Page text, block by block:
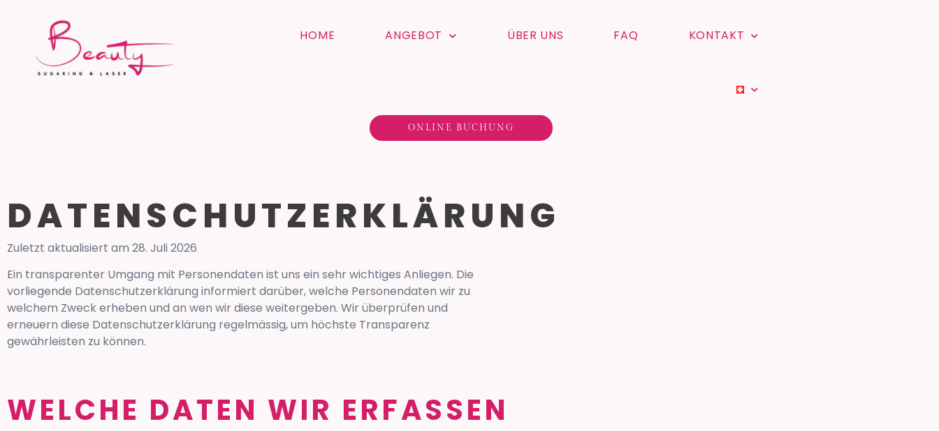
HOME ANGEBOT ÜBER UNS FAQ KONTAKT
ONLINE BUCHUNG
DATENSCHUTZERKLÄRUNG
Zuletzt aktualisiert am 28. Juli 2026
Ein transparenter Umgang mit Personendaten ist uns ein sehr wichtiges Anliegen. Die
vorliegende Datenschutzerklärung informiert darüber, welche Personendaten wir zu
welchem Zweck erheben und an wen wir diese weitergeben. Wir überprüfen und
erneuern diese Datenschutzerklärung regelmässig, um höchste Transparenz
gewährleisten zu können.
WELCHE DATEN WIR ERFASSEN